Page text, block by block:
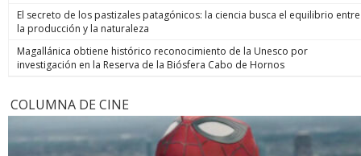
El secreto de los pastizales patagónicos: la ciencia busca el equilibrio entre
la producción y la naturaleza
Magallánica obtiene histórico reconocimiento de la Unesco por
investigación en la Reserva de la Biósfera Cabo de Hornos
COLUMNA DE CINE